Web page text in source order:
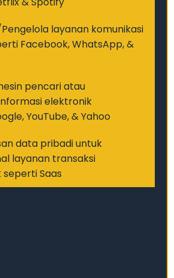
layanan komunikasi
Facebook, WhatsApp, &
pencari atau
elektronik
YouTube, & Yahoo
data pribadi untuk
layanan transaksi
Saas